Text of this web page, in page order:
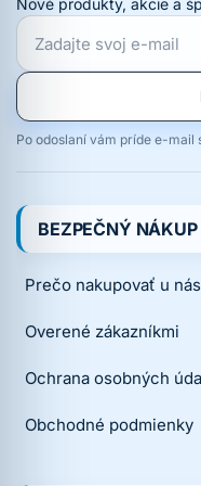
Nové produkty, akcie a
Po odoslaní vám príde e-mail
BEZPEČNÝ NÁKUP
Prečo nakupovať u nás
Overené zákazníkmi
Ochrana osobných
Obchodné podmienky